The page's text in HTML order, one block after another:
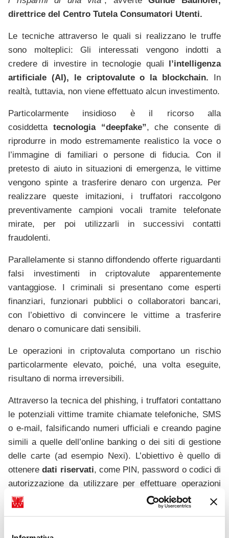
direttrice del Centro Tutela Consumatori Utenti.
Le tecniche attraverso le quali si realizzano le truffe
sono molteplici: Gli interessati vengono indotti a
credere di investire in tecnologie quali
l’intelligenza
artificiale (AI), le criptovalute o la blockchain. In
realtà, tuttavia, non viene effettuato alcun investimento.
Particolarmente insidioso è il ricorso alla
cosiddetta tecnologia “deepfake”, che consente di
riprodurre in modo estremamente realistico la voce o
l’immagine di familiari o persone di fiducia. Con il
pretesto di aiuto in situazioni di emergenza, le vittime
vengono spinte a trasferire denaro con urgenza. Per
realizzare queste imitazioni, i truffatori raccolgono
preventivamente campioni vocali tramite telefonate
mirate, per poi utilizzarli in successivi contatti
fraudolenti.
Parallelamente si stanno diffondendo offerte riguardanti
falsi investimenti in criptovalute apparentemente
vantaggiose. I criminali si presentano come esperti
finanziari, funzionari pubblici o collaboratori bancari,
con l’obiettivo di convincere le vittime a trasferire
denaro o comunicare dati sensibili.
Le operazioni in criptovaluta comportano un rischio
particolarmente elevato, poiché, una volta eseguite,
risultano di norma irreversibili.
Attraverso la tecnica del phishing, i truffatori contattano
le potenziali vittime tramite chiamate telefoniche, SMS
o e-mail, falsificando numeri ufficiali e creando pagine
simili a quelle dell’online banking o dei siti di gestione
delle carte (ad esempio Nexi). L’obiettivo è quello di
otteneredati riservati, come PIN, password o codici di
autorizzazione da utilizzare per effettuare operazioni
fraudolente. Ricordiamo che gli istituti di credito non
richiedono mai ai propri clienti di comunicare i loro dati